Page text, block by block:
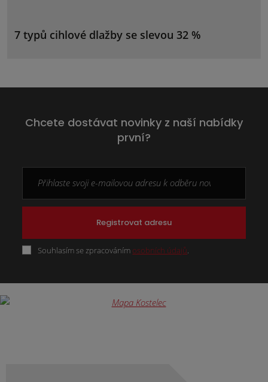
7 typů cihlové dlažby se slevou 32 %
Chcete dostávat novinky z naší nabídky
první?
Registrovat adresu
Souhlasím se zpracováním osobních údajů.